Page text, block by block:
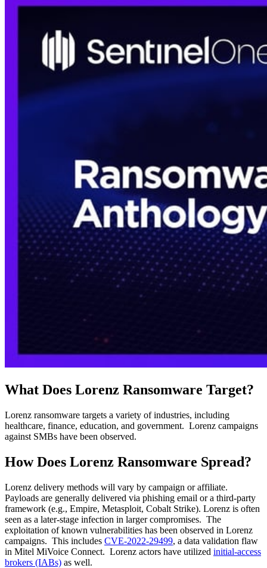
What Does Lorenz Ransomware Target?
Lorenz ransomware targets a variety of industries, including
healthcare, finance, education, and government. Lorenz campaigns
against SMBs have been observed.
How Does Lorenz Ransomware Spread?
Lorenz delivery methods will vary by campaign or affiliate.
Payloads are generally delivered via phishing email or a third-party
framework (e.g., Empire, Metasploit, Cobalt Strike). Lorenz is often
seen as a later-stage infection in larger compromises. The
exploitation of known vulnerabilities has been observed in Lorenz
campaigns. This includes CVE-2022-29499, a data validation flaw
in Mitel MiVoice Connect. Lorenz actors have utilized initial-access
brokers (IABs) as well.